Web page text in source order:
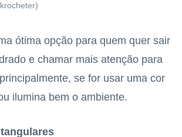
ótima opção para quem quer sair
e chamar mais atenção para
se for usar uma cor
ilumina bem o ambiente.